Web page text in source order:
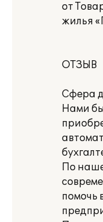
от
жилья
ОТЗЫВ
Сфера
Нами
По
помочь